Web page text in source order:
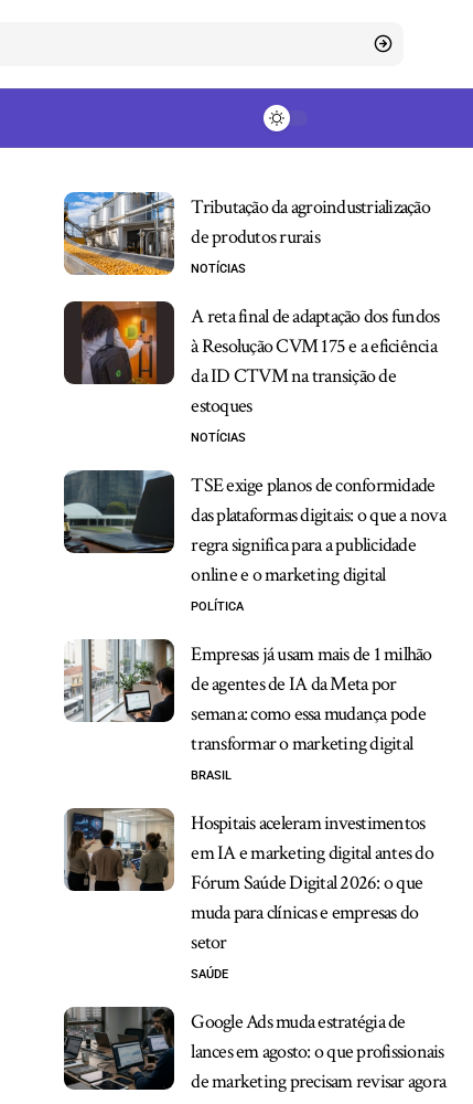
Tributação da agroindustrialização
de produtos rurais
NOTÍCIAS
A reta final de adaptação dos fundos
à Resolução CVM 175 e a eficiência
da ID CTVM na transição de
estoques
NOTÍCIAS
TSE exige planos de conformidade
das plataformas digitais: o que a nova
regra significa para a publicidade
online e o marketing digital
POLÍTICA
Empresas já usam mais de 1 milhão
de agentes de IA da Meta por
semana: como essa mudança pode
transformar o marketing digital
BRASIL
Hospitais aceleram investimentos
em IA e marketing digital antes do
Fórum Saúde Digital 2026: o que
muda para clínicas e empresas do
setor
SAÚDE
Google Ads muda estratégia de
lances em agosto: o que profissionais
de marketing precisam revisar agora